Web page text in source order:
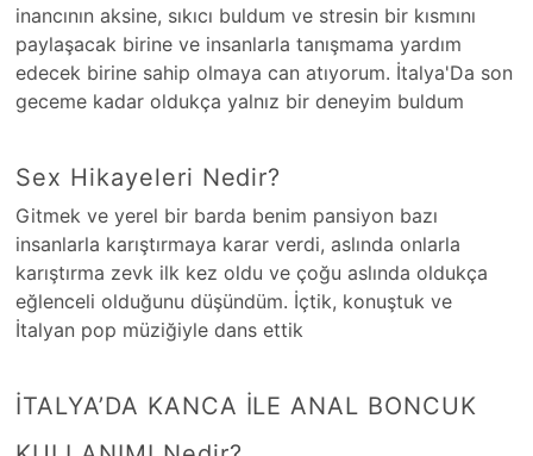
inancının aksine, sıkıcı buldum ve stresin bir kısmını
paylaşacak birine ve insanlarla tanışmama yardım
edecek birine sahip olmaya can atıyorum. İtalya'Da son
geceme kadar oldukça yalnız bir deneyim buldum
Sex Hikayeleri Nedir?
Gitmek ve yerel bir barda benim pansiyon bazı
insanlarla karıştırmaya karar verdi, aslında onlarla
karıştırma zevk ilk kez oldu ve çoğu aslında oldukça
eğlenceli olduğunu düşündüm. İçtik, konuştuk ve
İtalyan pop müziğiyle dans ettik
İTALYA’DA KANCA İLE ANAL BONCUK